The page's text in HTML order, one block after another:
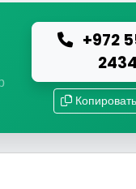
+972
2434